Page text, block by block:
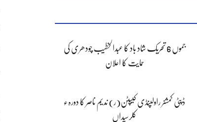
جموں 6 تحریک شاد باد کا عبدالخطیب چودھری کی
حمایت کا اعلان
ڈپٹی کمشنر راولپنڈی کیپٹن(ر) ندیم ناصر کا دورہء
کلرسیداں